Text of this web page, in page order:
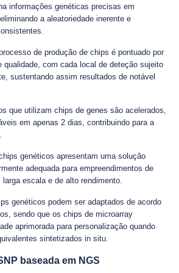
informações genéticas precisas em
a aleatoriedade inerente e
de produção de chips é pontuado por
qualidade, com cada local de deteção sujeito
sustentando assim resultados de notável
que utilizam chips de genes são acelerados,
em apenas 2 dias, contribuindo para a
genéticos apresentam uma solução
adequada para empreendimentos de
escala e de alto rendimento.
genéticos podem ser adaptados de acordo
sendo que os chips de microarray
aprimorada para personalização quando
sintetizados in situ.
baseada em NGS